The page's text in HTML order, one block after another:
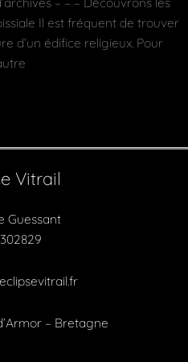
Il est fréquent de trouver
d’un édifice religieux. Pour
Vitrail
Guessant
– Bretagne